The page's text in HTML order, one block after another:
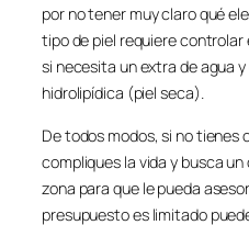
por no tener muy claro qué
tipo de piel requiere
si necesita un extra de agua
hidrolipídica (piel seca).
De todos modos, si no tienes
compliques la vida y busca
zona para que le pueda
presupuesto es limitado